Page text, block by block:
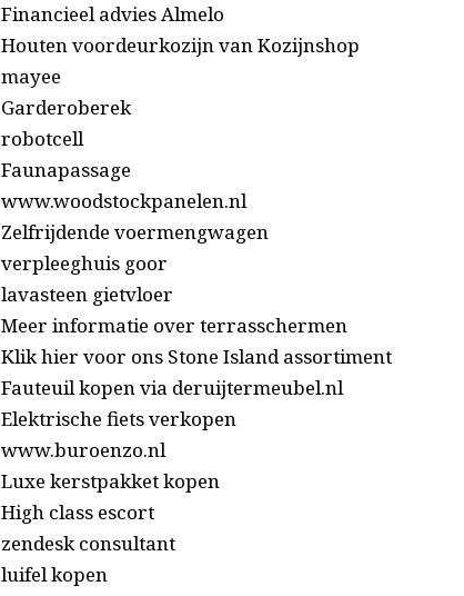
Financieel advies Almelo
Houten voordeurkozijn van Kozijnshop
mayee
Garderoberek
robotcell
Faunapassage
www.woodstockpanelen.nl
Zelfrijdende voermengwagen
verpleeghuis goor
lavasteen gietvloer
Meer informatie over terrasschermen
Klik hier voor ons Stone Island assortiment
Fauteuil kopen via deruijtermeubel.nl
Elektrische fiets verkopen
www.buroenzo.nl
Luxe kerstpakket kopen
High class escort
zendesk consultant
luifel kopen